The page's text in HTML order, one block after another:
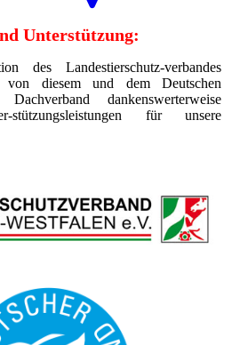
Unterstützung:
des Landestierschutz-verbandes
diesem und dem Deutschen
dankenswerterweise
stützungsleistungen für unsere